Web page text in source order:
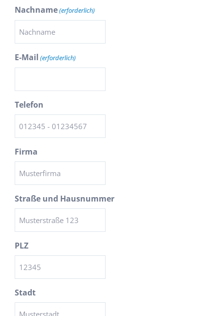
Nachname(erforderlich)
E-Mail (erforderlich)
Telefon
Firma
Straße und Hausnummer
PLZ
Stadt